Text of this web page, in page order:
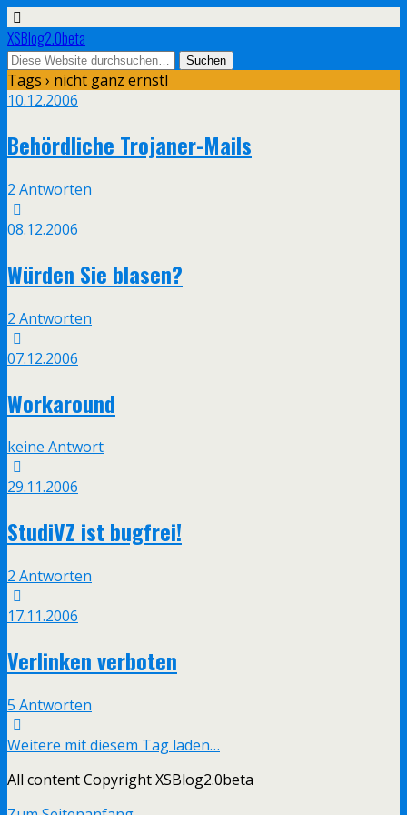
XSBlog2.0beta
Tags › nicht ganz ernstl
10.12.2006
Behördliche Trojaner-Mails
2 Antworten
08.12.2006
Würden Sie blasen?
2 Antworten
07.12.2006
Workaround
keine Antwort
29.11.2006
StudiVZ ist bugfrei!
2 Antworten
17.11.2006
Verlinken verboten
5 Antworten
Weitere mit diesem Tag laden…
All content Copyright XSBlog2.0beta